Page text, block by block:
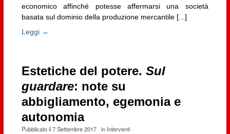
economico affinché potesse affermarsi una società
basata sul dominio della produzione mercantile [...]
Leggi →
Estetiche del potere. Sul
guardare: note su
abbigliamento, egemonia e
autonomia
Pubblicato il7 Settembre 2017· in Interventi·